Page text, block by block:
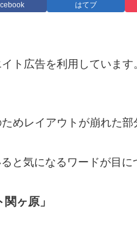
はてブ
ト広告を利用しています
めレイアウトが崩れた
と気になるワードが目に
関ヶ原」